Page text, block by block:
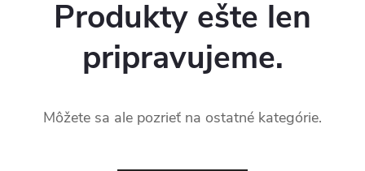
Produkty ešte len
pripravujeme.
Môžete sa ale pozrieť na ostatné kategórie.